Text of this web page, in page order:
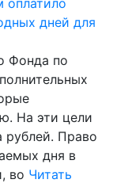
оплатило
дней для
Фонда по
На эти цели
рублей. Право
дня в
во Читать